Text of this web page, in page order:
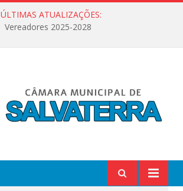
ÚLTIMAS ATUALIZAÇÕES:
Vereadores 2025-2028